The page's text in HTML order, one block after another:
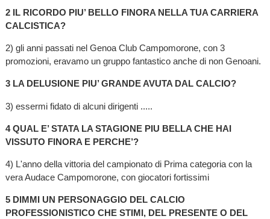
2 IL RICORDO PIU’ BELLO FINORA NELLA TUA CARRIERA
CALCISTICA?
2) gli anni passati nel Genoa Club Campomorone, con 3
promozioni, eravamo un gruppo fantastico anche di non Genoani.
3 LA DELUSIONE PIU’ GRANDE AVUTA DAL CALCIO?
3) essermi fidato di alcuni dirigenti .....
4 QUAL E’ STATA LA STAGIONE PIU BELLA CHE HAI
VISSUTO FINORA E PERCHE’?
4) L'anno della vittoria del campionato di Prima categoria con la
vera Audace Campomorone, con giocatori fortissimi
5 DIMMI UN PERSONAGGIO DEL CALCIO
PROFESSIONISTICO CHE STIMI, DEL PRESENTE O DEL